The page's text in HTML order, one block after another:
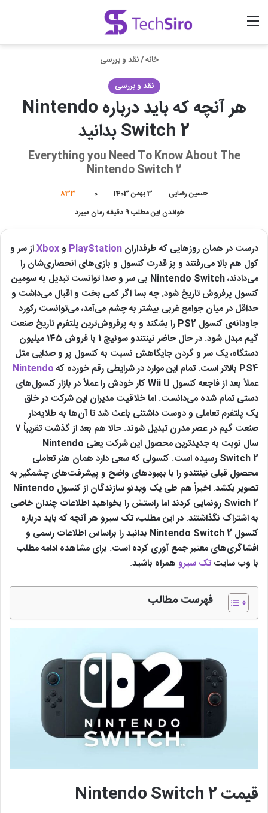
جستجو برای
ورود
خانه/نقد و بررسی
نقد و بررسی
هر آنچه که باید درباره Nintendo
Switch 2 بدانید
Everything you Need To Know About The
Nintendo Switch 2
حسین رضایی 3 بهمن 1403 0
833
خواندن این مطلب 9 دقیقه زمان میبرد
درست در همان روزهایی که طرفداران PlayStation وXboxاز سر و
کول هم بالا می‌رفتند و پز قدرت کنسول و بازی‌های انحصاری‌شان را
می‌دادند، Nintendo Switch بی سر و صدا توانست تبدیل به سومین
کنسول پرفروش تاریخ شود. چه بسا اگر کمی بخت و اقبال می‌داشت و
حداقل در میان جوامع غربی بیشتر به چشم می‌آمد، می‌توانست رکورد
جاودانه‌ی کنسول PS2 را بشکند و به پرفروش‌ترین پلتفرم تاریخ صنعت
گیم مبدل شود. در حال حاضر نینتندو سوئیچ 1 با فروش 145 میلیون
دستگاه، یک سر و گردن جایگاهش نسبت به کنسول پر و صدایی مثل
PS4 بالاتر است. تمام این موارد در شرایطی رقم خورده که
Nintendo
عملاً بعد از فاجعه کنسول Wii U کار خودش را عملاً در بازار کنسول‌های
دستی تمام شده می‌دانست. اما خلاقیت مدیران این شرکت در خلق
یک پلتفرم تعاملی و دوست داشتنی باعث شد تا آن‌ها به طلایه‌دار
صنعت گیم در عصر مدرن تبدیل شوند. حالا هم بعد از گذشت تقریباً 7
سال نوبت به جدیدترین محصول این شرکت یعنی Nintendo
Switch 2 رسیده است. کنسولی که سعی دارد همان هنر تعاملی
محصول قبلی نینتندو را با بهبودهای واضح و پیشرفت‌های چشمگیر به
تصویر بکشد. اخیراً هم طی یک ویدئو سازندگان از کنسول Nintendo
Swich 2 رونمایی کردند اما راستش را بخواهید اطلاعات چندان خاصی
به اشتراک نگذاشتند. در این مطلب، تک سیرو هر آنچه که باید درباره
کنسول Nintendo Switch 2 بدانید را براساس اطلاعات رسمی و
افشاگری‌های معتبر جمع آوری کرده است. برای مشاهده ادامه مطلب
با وب سایت تک سیرو همراه باشید.
فهرست مطالب
قیمت Nintendo Switch 2